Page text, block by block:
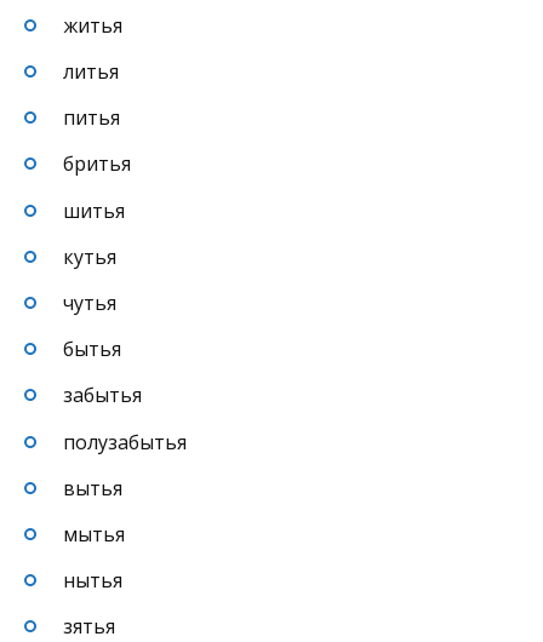
житья
литья
питья
бритья
шитья
кутья
чутья
бытья
забытья
полузабытья
вытья
мытья
нытья
зятья